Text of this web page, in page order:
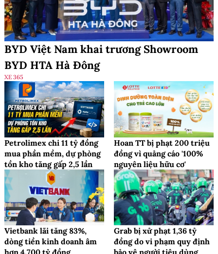
BYD Việt Nam khai trương Showroom
BYD HTA Hà Đông
XE 365
Petrolimex chi 11 tỷ đồng
mua phần mềm, dự phòng
tồn kho tăng gấp 2,5 lần
Hoan TT bị phạt 200 triệu
đồng vì quảng cáo '100%
nguyên liệu hữu cơ'
Vietbank lãi tăng 83%,
dòng tiền kinh doanh âm
Grab bị xử phạt 1,36 tỷ
đồng do vi phạm quy định